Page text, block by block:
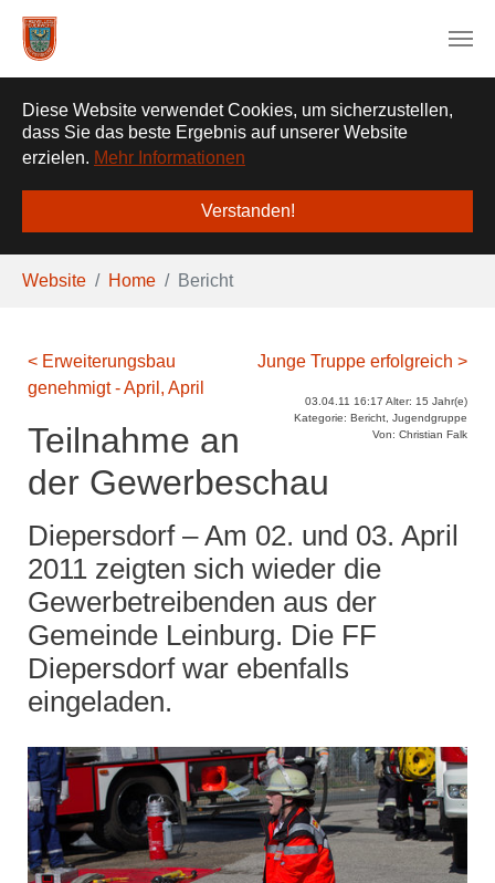
Diese Website verwendet Cookies, um sicherzustellen,
dass Sie das beste Ergebnis auf unserer Website
erzielen. Mehr Informationen
Verstanden!
Sie sind hier:
Website Home Bericht
Junge Truppe erfolgreich >
< Erweiterungsbau
genehmigt - April, April
03.04.11 16:17 Alter: 15 Jahr(e)
Kategorie: Bericht, Jugendgruppe
Von: Christian Falk
Teilnahme an
der Gewerbeschau
Diepersdorf – Am 02. und 03. April
2011 zeigten sich wieder die
Gewerbetreibenden aus der
Gemeinde Leinburg. Die FF
Diepersdorf war ebenfalls
eingeladen.